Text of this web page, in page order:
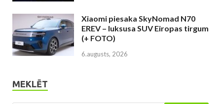
Xiaomi piesaka SkyNomad N70
EREV – luksusa SUV Eiropas tirgum
(+ FOTO)
6.augusts, 2026
MEKLĒT